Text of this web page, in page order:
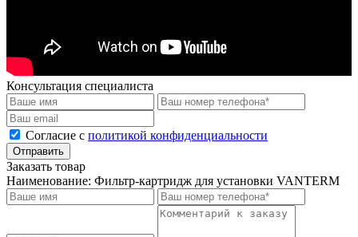
Консультация специалиста
Cогласие с политикой конфиденциальности
Отправить
Заказать товар
Наименование: Фильтр-картридж для установки VANTERM